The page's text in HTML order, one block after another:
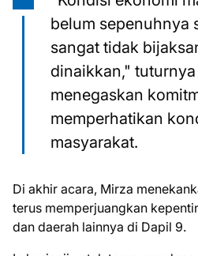
belum sepenuhnya
sangat tidak
dinaikkan,"
menegaskan
memperhatikan
masyarakat.
Di akhir acara, Mirza
terus memperjuangkan
dan daerah lainnya di Dapil 9.